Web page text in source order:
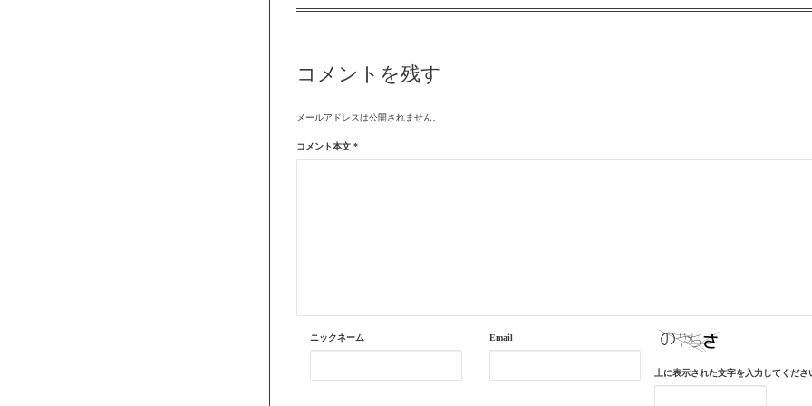
コメントを残す
メールアドレスは公開されません。
コメント本文 *
ニックネーム Email
上に表示された文字を入力してくださ